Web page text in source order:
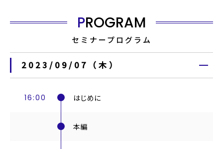
PROGRAM
セミナープログラム
2023/09/07（木）
16:00 はじめに
本編